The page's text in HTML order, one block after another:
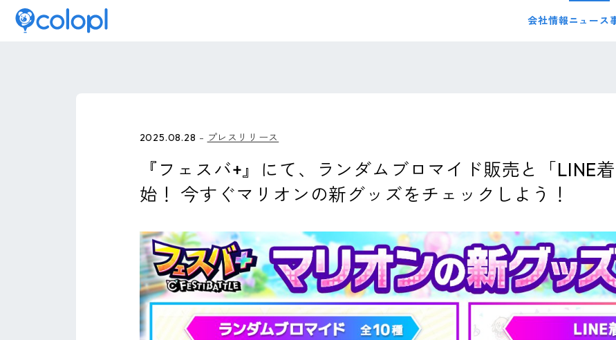
会社情報ニュース
2025.08.28 プレスリリース
『フェスバ+』にて、ランダムブロマイド販売と「LINE
始！ 今すぐマリオンの新グッズをチェックしよう！